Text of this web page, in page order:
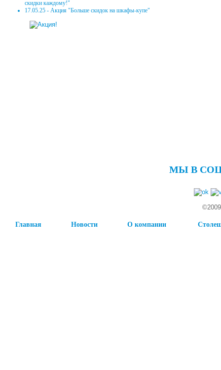
скидки каждому!"
17.05.25 - Акция "Больше скидок на шкафы-купе"
МЫ В
Главная Новости О компании